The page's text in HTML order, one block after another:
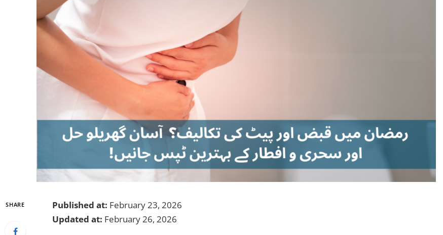
SHARE Published at: February 23, 2026
Updated at: February 26, 2026